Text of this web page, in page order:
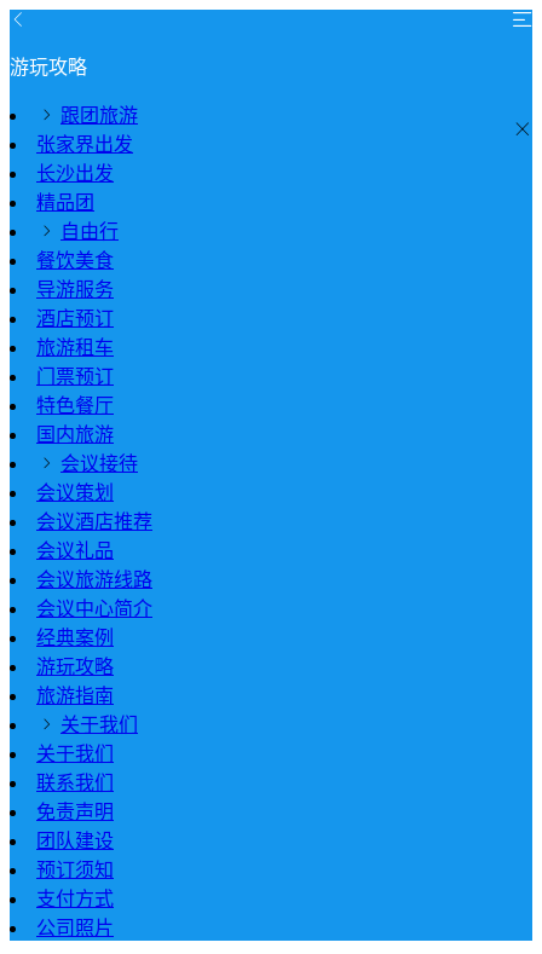
游玩攻略
跟团旅游
张家界出发
长沙出发
精品团
自由行
餐饮美食
导游服务
酒店预订
旅游租车
门票预订
特色餐厅
国内旅游
会议接待
会议策划
会议酒店推荐
会议礼品
会议旅游线路
会议中心简介
经典案例
游玩攻略
旅游指南
关于我们
关于我们
联系我们
免责声明
团队建设
预订须知
支付方式
公司照片